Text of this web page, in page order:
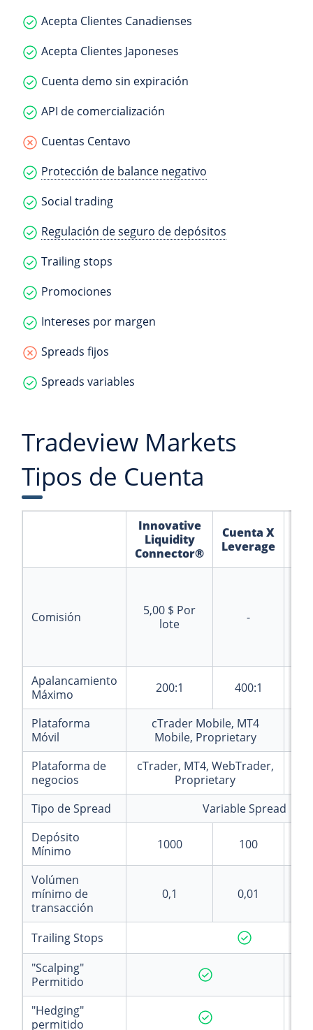
Acepta Clientes Canadienses
Acepta Clientes Japoneses
Cuenta demo sin expiración
API de comercialización
Cuentas Centavo
Protección de balance negativo
Social trading
Regulación de seguro de depósitos
Trailing stops
Promociones
Intereses por margen
Spreads fijos
Spreads variables
Tradeview Markets
Tipos de Cuenta
Innovative
Liquidity
Connector®
Cuenta X
Leverage
Comisión 5,00 $ Por
lote
-
Apalancamiento
Máximo
200:1 400:1
Plataforma
Móvil
cTrader Mobile, MT4
Mobile, Proprietary
Plataforma de
negocios
cTrader, MT4, WebTrader,
Proprietary
Tipo de Spread
Variable Spread
Depósito
Mínimo
1000 100
Volúmen
mínimo de
transacción
0,1 0,01
Trailing Stops
"Scalping"
Permitido
"Hedging"
permitido